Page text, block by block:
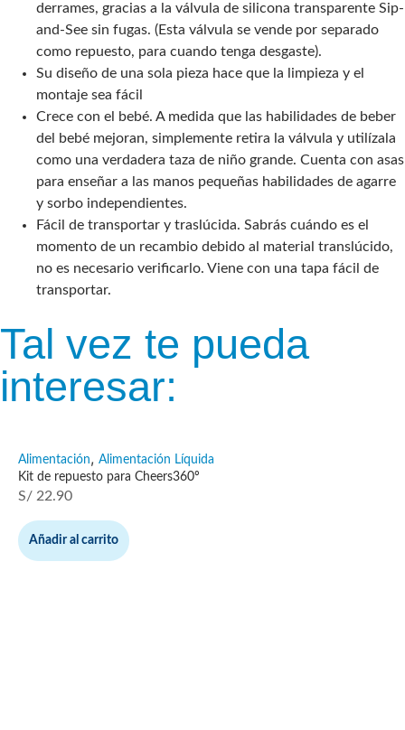
derrames, gracias a la válvula de silicona transparente Sip-
and-See sin fugas. (Esta válvula se vende por separado
como repuesto, para cuando tenga desgaste).
Su diseño de una sola pieza hace que la limpieza y el
montaje sea fácil
Crece con el bebé. A medida que las habilidades de beber
del bebé mejoran, simplemente retira la válvula y utilízala
como una verdadera taza de niño grande. Cuenta con asas
para enseñar a las manos pequeñas habilidades de agarre
y sorbo independientes.
Fácil de transportar y traslúcida. Sabrás cuándo es el
momento de un recambio debido al material translúcido,
no es necesario verificarlo. Viene con una tapa fácil de
transportar.
Tal vez te pueda
interesar:
Alimentación, Alimentación Líquida
Kit de repuesto para Cheers360º
S/ 22.90
Añadir al carrito